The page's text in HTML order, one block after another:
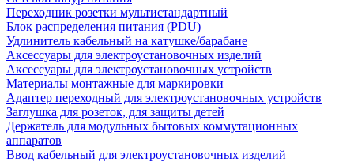
Переходник розетки мультистандартный
Блок распределения питания (PDU)
Удлинитель кабельный на катушке/барабане
Аксессуары для электроустановочных изделий
Аксессуары для электроустановочных устройств
Материалы монтажные для маркировки
Адаптер переходный для электроустановочных устройств
Заглушка для розеток, для защиты детей
Держатель для модульных бытовых коммутационных
аппаратов
Ввод кабельный для электроустановочных изделий